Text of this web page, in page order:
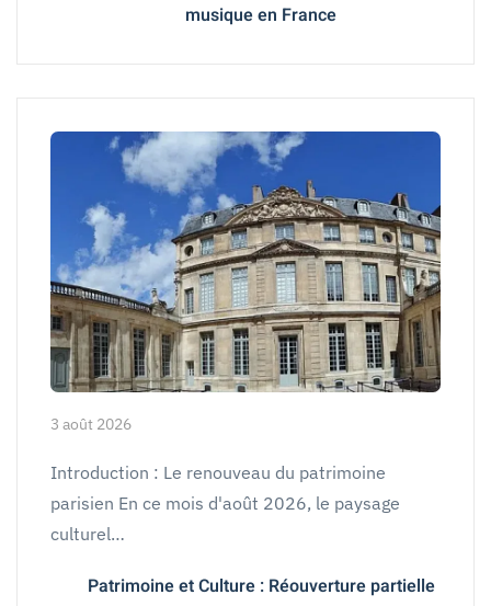
musique en France
3 août 2026
Introduction : Le renouveau du patrimoine
parisien En ce mois d'août 2026, le paysage
culturel…
Patrimoine et Culture : Réouverture partielle